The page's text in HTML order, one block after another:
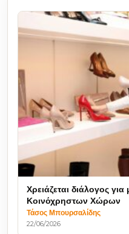
Χρειάζεται διάλογος για
Κοινόχρηστων Χώρων
Τάσος Μπουρσαλίδης
22/06/2026